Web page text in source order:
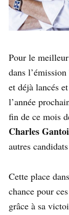
Pour le
dans l’émission
et déjà lancés
l’année
fin de ce mois
Charles
autres
Cette place
chance pour
grâce à sa